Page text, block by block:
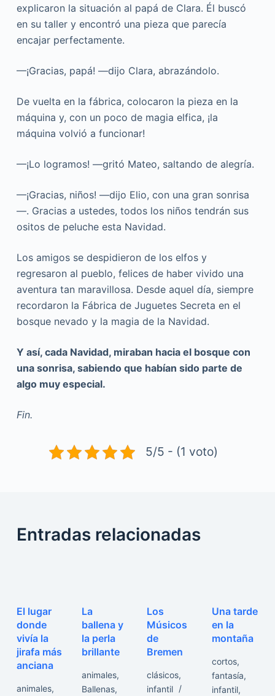
explicaron la situación al papá de Clara. Él buscó
en su taller y encontró una pieza que parecía
encajar perfectamente.
—¡Gracias, papá! —dijo Clara, abrazándolo.
De vuelta en la fábrica, colocaron la pieza en la
máquina y, con un poco de magia elfica, ¡la
máquina volvió a funcionar!
—¡Lo logramos! —gritó Mateo, saltando de alegría.
—¡Gracias, niños! —dijo Elio, con una gran sonrisa
—. Gracias a ustedes, todos los niños tendrán sus
ositos de peluche esta Navidad.
Los amigos se despidieron de los elfos y
regresaron al pueblo, felices de haber vivido una
aventura tan maravillosa. Desde aquel día, siempre
recordaron la Fábrica de Juguetes Secreta en el
bosque nevado y la magia de la Navidad.
Y así, cada Navidad, miraban hacia el bosque con
una sonrisa, sabiendo que habían sido parte de
algo muy especial.
Fin.
5/5 - (1 voto)
Entradas relacionadas
El lugar
donde
vivía la
jirafa más
anciana
animales,
La
ballena y
la perla
brillante
animales,
Ballenas,
Los
Músicos
de
Bremen
clásicos,
infantil
Una tarde
en la
montaña
cortos,
fantasía,
infantil,